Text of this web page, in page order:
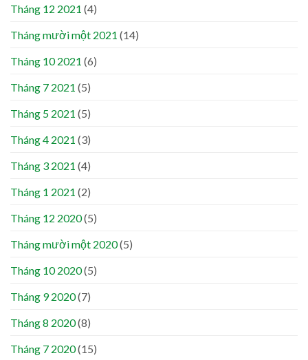
Tháng 12 2021 (4)
Tháng mười một 2021 (14)
Tháng 10 2021 (6)
Tháng 7 2021 (5)
Tháng 5 2021 (5)
Tháng 4 2021 (3)
Tháng 3 2021 (4)
Tháng 1 2021 (2)
Tháng 12 2020(5)
Tháng mười một 2020(5)
Tháng 10 2020(5)
Tháng 9 2020(7)
Tháng 8 2020(8)
Tháng 7 2020(15)